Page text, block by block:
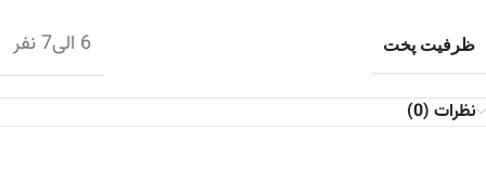
ظرفیت پخت 6 الی7 نفر
نظرات (0)